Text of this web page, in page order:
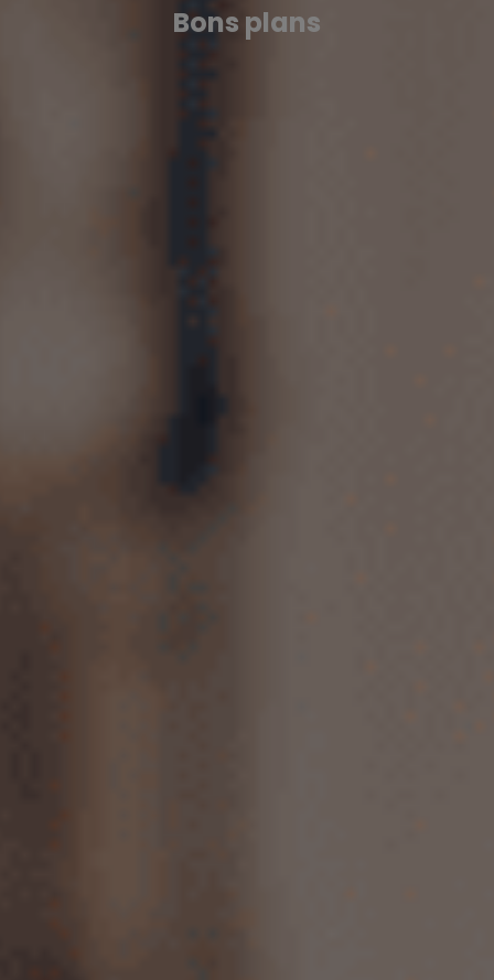
Bons plans